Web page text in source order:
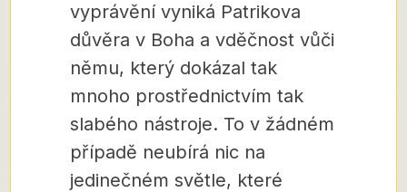
vyprávění vyniká Patrikova
důvěra v Boha a vděčnost vůči
němu, který dokázal tak
mnoho prostřednictvím tak
slabého nástroje. To v žádném
případě neubírá nic na
jedinečném světle, které